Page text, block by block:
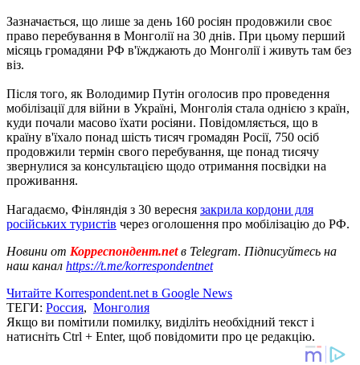
Зазначається, що лише за день 160 росіян продовжили своє
право перебування в Монголії на 30 днів. При цьому перший
місяць громадяни РФ в'їжджають до Монголії і живуть там без
віз.
Після того, як Володимир Путін оголосив про проведення
мобілізації для війни в Україні, Монголія стала однією з країн,
куди почали масово їхати росіяни. Повідомляється, що в
країну в'їхало понад шість тисяч громадян Росії, 750 осіб
продовжили термін свого перебування, ще понад тисячу
звернулися за консультацією щодо отримання посвідки на
проживання.
Нагадаємо, Фінляндія з 30 вересня закрила кордони для
російських туристів через оголошення про мобілізацію до РФ.
Новини от Корреспондент.netв Telegram. Підписуйтесь на
наш канал https://t.me/korrespondentnet
Читайте Korrespondent.net в Google News
ТЕГИ: Россия, Монголия
Якщо ви помітили помилку, виділіть необхідний текст і
натисніть Ctrl + Enter, щоб повідомити про це редакцію.